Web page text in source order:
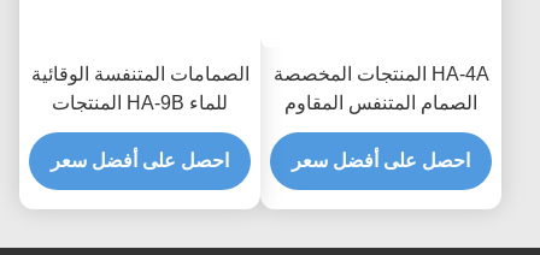
HA-4A المنتجات المخصصة
الصمام المتنفس المقاوم
للماء لحماية المعدات الأمثل
واستقرار ضغط الهواء
احصل على أفضل سعر
الصمامات المتنفسة الوقائية
للماء HA-9B المنتجات
المخصصة للإلكترونيات
الاستهلاكية والعزل المائي
على مستوى IP68
احصل على أفضل سعر